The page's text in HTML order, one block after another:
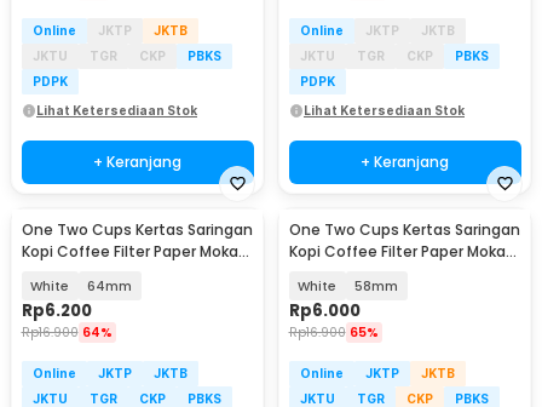
Online JKTP
JKTB
JKTU
TGR CKP
PBKS
PDPK
Lihat Ketersediaan Stok
+ Keranjang
Online JKTP
JKTB
JKTU
TGR CKP
PBKS
PDPK
Lihat Ketersediaan Stok
+ Keranjang
One Two Cups Kertas Saringan
Kopi Coffee Filter Paper Moka
White 64mm
Rp6.200
Rp16.900 64%
Online JKTP
JKTB
JKTU
TGR CKP
PBKS
One Two Cups Kertas Saringan
Kopi Coffee Filter Paper Moka
White 58mm
Rp6.000
Rp16.900 65%
Online JKTP
JKTB
JKTU
TGR CKP
PBKS